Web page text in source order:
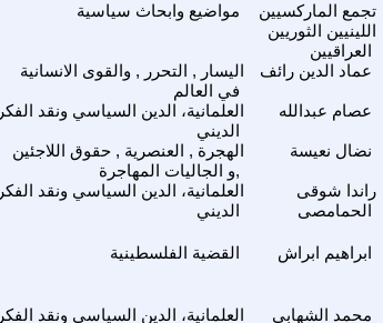
مواضيع وابحاث سياسية
تجمع الماركسيين
اللينيين الثوريين
العراقيين
اليسار , التحرر , والقوى الانسانية
في العالم
عماد الدين رائف
العلمانية، الدين السياسي ونقد الفكر
الديني
عصام عبدالله
الهجرة , العنصرية , حقوق اللاجئين
,و الجاليات المهاجرة
نضال نعيسة
العلمانية، الدين السياسي ونقد الفكر
الديني
راندا شوقى
الحمامصى
القضية الفلسطينية ابراهيم ابراش
العلمانية، الدين السياسي ونقد الفكر محمد الشهابى